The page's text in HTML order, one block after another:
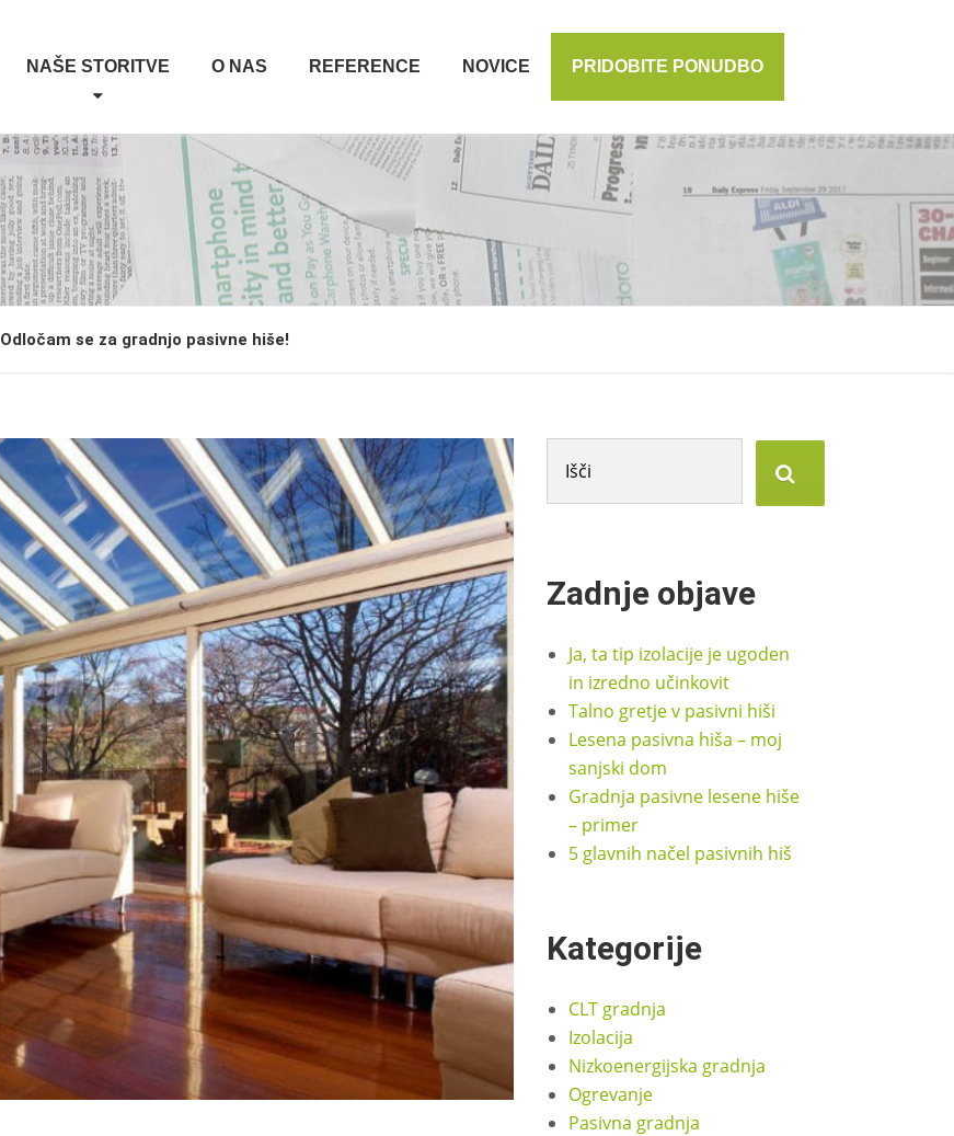
NAŠE STORITVE O NAS REFERENCE NOVICE PRIDOBITE PONUDBO
Odločam se za gradnjo pasivne hiše!
Zadnje objave
Ja, ta tip izolacije je ugoden
in izredno učinkovit
Talno gretje v pasivni hiši
Lesena pasivna hiša – moj
sanjski dom
Gradnja pasivne lesene hiše
– primer
5 glavnih načel pasivnih hiš
Kategorije
CLT gradnja
Izolacija
Nizkoenergijska gradnja
Ogrevanje
Pasivna gradnja